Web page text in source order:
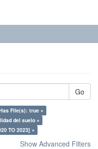
Go
File(s): true ×
del suelo ×
TO 2023] ×
Show Advanced Filters